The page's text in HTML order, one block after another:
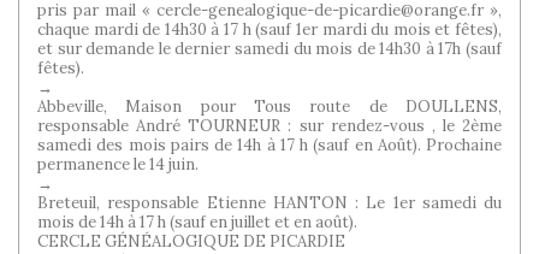
pris par mail « cercle-genealogique-de-picardie@orange.fr »,
chaque mardi de 14h30 à 17 h (sauf 1er mardi du mois et fêtes),
et sur demande le dernier samedi du mois de 14h30 à 17h (sauf
fêtes).
→
Abbeville, Maison pour Tous route de DOULLENS,
responsable André TOURNEUR : sur rendez-vous , le 2ème
samedi des mois pairs de 14h à 17 h (sauf en Août). Prochaine
permanence le 14 juin.
→
Breteuil, responsable Etienne HANTON : Le 1er samedi du
mois de 14h à 17 h (sauf en juillet et en août).
CERCLE GÉNÉALOGIQUE DE PICARDIE